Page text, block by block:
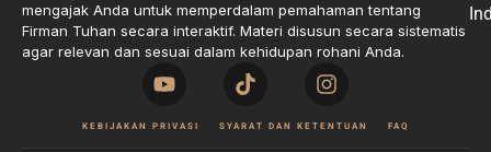
mengajak Anda untuk memperdalam pemahaman tentang
Firman Tuhan secara interaktif. Materi disusun secara sistematis
agar relevan dan sesuai dalam kehidupan rohani Anda.
KEBIJAKAN PRIVASI SYARAT DAN KETENTUAN FAQ